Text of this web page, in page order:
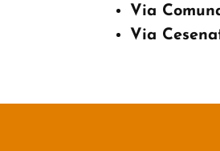
Via
Via